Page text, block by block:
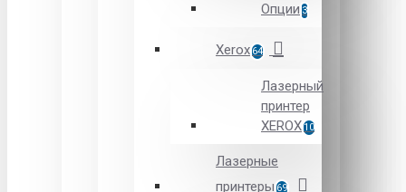
Опции 3
Xerox64
Лазерный
принтер
XEROX10
Лазерные
принтеры 69